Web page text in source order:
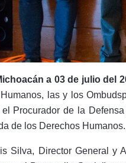
a 03 de julio del
las y los
Procurador de la
de los Derechos Humanos.
Silva, Director General y